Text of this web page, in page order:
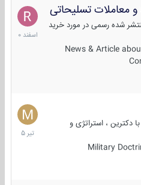
معاملات تسلیحاتی
شده رسمی در مورد خرید
News & Article
7
اسفند
1400
، استراتژی و
Military
27
تیر
1405